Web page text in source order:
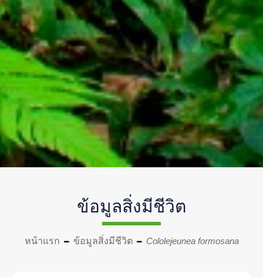
ข้อมูลสิ่งมีชีวิต
หน้าแรก ข้อมูลสิ่งมีชีวิต Cololejeunea formosana